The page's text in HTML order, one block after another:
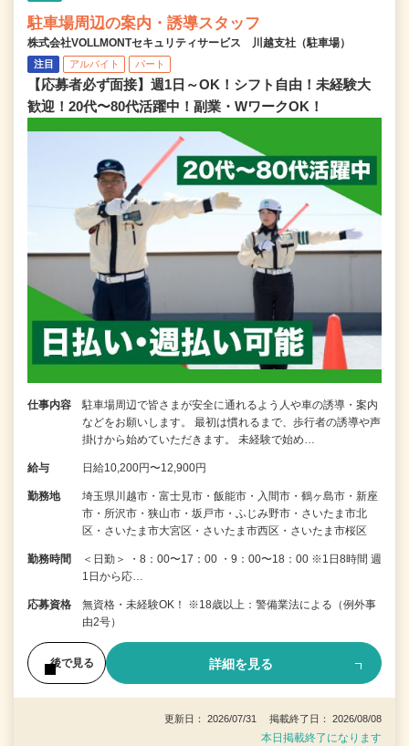
駐車場周辺の案内・誘導スタッフ
株式会社VOLLMONTセキュリティサービス 川越支社（駐車場）
注目 アルバイト パート
【応募者必ず面接】週1日～OK！シフト自由！未経験大
歓迎！20代〜80代活躍中！副業・WワークOK！
仕事内容
駐車場周辺で皆さまが安全に通れるよう人や車の誘導・案内
などをお願いします。 最初は慣れるまで、歩行者の誘導や声
掛けから始めていただきます。 未経験で始め…
給与 日給10,200円〜12,900円
勤務地
埼玉県川越市・富士見市・飯能市・入間市・鶴ヶ島市・新座
市・所沢市・狭山市・坂戸市・ふじみ野市・さいたま市北
区・さいたま市大宮区・さいたま市西区・さいたま市桜区
勤務時間
＜日勤＞ ・8：00〜17：00 ・9：00〜18：00 ※1日8時間 週
1日から応…
応募資格
無資格・未経験OK！ ※18歳以上：警備業法による（例外事
由2号）
後で見る 詳細を見る
更新日： 2026/07/31 掲載終了日： 2026/08/08
本日掲載終了になります